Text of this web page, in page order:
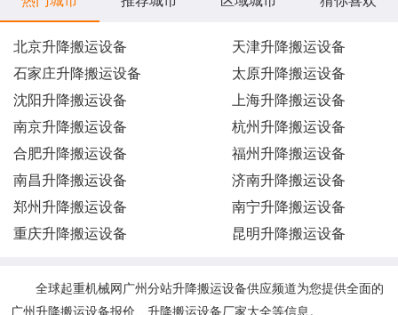
北京升降搬运设备
天津升降搬运设备
石家庄升降搬运设备
太原升降搬运设备
沈阳升降搬运设备
上海升降搬运设备
南京升降搬运设备
杭州升降搬运设备
合肥升降搬运设备
福州升降搬运设备
南昌升降搬运设备
济南升降搬运设备
郑州升降搬运设备
南宁升降搬运设备
重庆升降搬运设备
昆明升降搬运设备
全球起重机械网广州分站升降搬运设备供应频道为您提供全面的
广州升降搬运设备报价、升降搬运设备厂家大全等信息。